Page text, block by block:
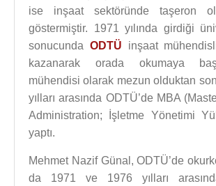
ise inşaat sektöründe taşeron
göstermiştir. 1971 yılında girdiği
sonucunda ODTÜ inşaat
kazanarak orada okumaya
mühendisi olarak mezun olduktan
yılları arasında ODTÜ’de MBA
Administration; İşletme Yönetimi
yaptı.
Mehmet Nazif Günal, ODTÜ’de
da 1971 ve 1976 yılları